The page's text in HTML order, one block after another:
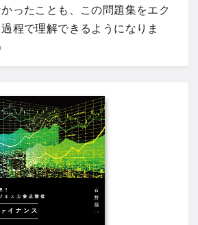
ったことも、この問題集をエク
程で理解できるようになりま